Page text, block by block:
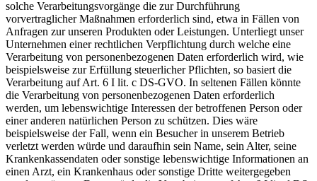
solche Verarbeitungsvorgänge die zur Durchführung
vorvertraglicher Maßnahmen erforderlich sind, etwa in Fällen von
Anfragen zur unseren Produkten oder Leistungen. Unterliegt unser
Unternehmen einer rechtlichen Verpflichtung durch welche eine
Verarbeitung von personenbezogenen Daten erforderlich wird, wie
beispielsweise zur Erfüllung steuerlicher Pflichten, so basiert die
Verarbeitung auf Art. 6 I lit. c DS-GVO. In seltenen Fällen könnte
die Verarbeitung von personenbezogenen Daten erforderlich
werden, um lebenswichtige Interessen der betroffenen Person oder
einer anderen natürlichen Person zu schützen. Dies wäre
beispielsweise der Fall, wenn ein Besucher in unserem Betrieb
verletzt werden würde und daraufhin sein Name, sein Alter, seine
Krankenkassendaten oder sonstige lebenswichtige Informationen an
einen Arzt, ein Krankenhaus oder sonstige Dritte weitergegeben